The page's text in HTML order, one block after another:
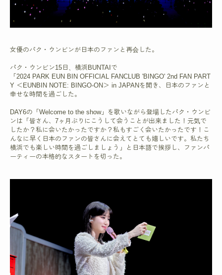
女優のパク・ウンビンが日本のファンと再会した。
パク・ウンビン15日、横浜BUNTAIで
「2024 PARK EUN BIN OFFICIAL FANCLUB 'BINGO' 2nd FAN PART
Y ＜EUNBIN NOTE: BINGO-ON＞ in JAPANを開き、日本のファンと
幸せな時間を過ごした。
DAY6の「Welcome to the show」を歌いながら登場したパク・ウンビ
ンは「皆さん、7ヶ月ぶりにこうして会うことが出来ました！元気で
したか？私に会いたかったですか？私もすごく会いたかったです！こ
んなに早く日本のファンの皆さんに会えてとても嬉しいです。私たち
横浜でも楽しい時間を過ごしましょう」と日本語で挨拶し、ファンパ
ーティーの本格的なスタートを切った。